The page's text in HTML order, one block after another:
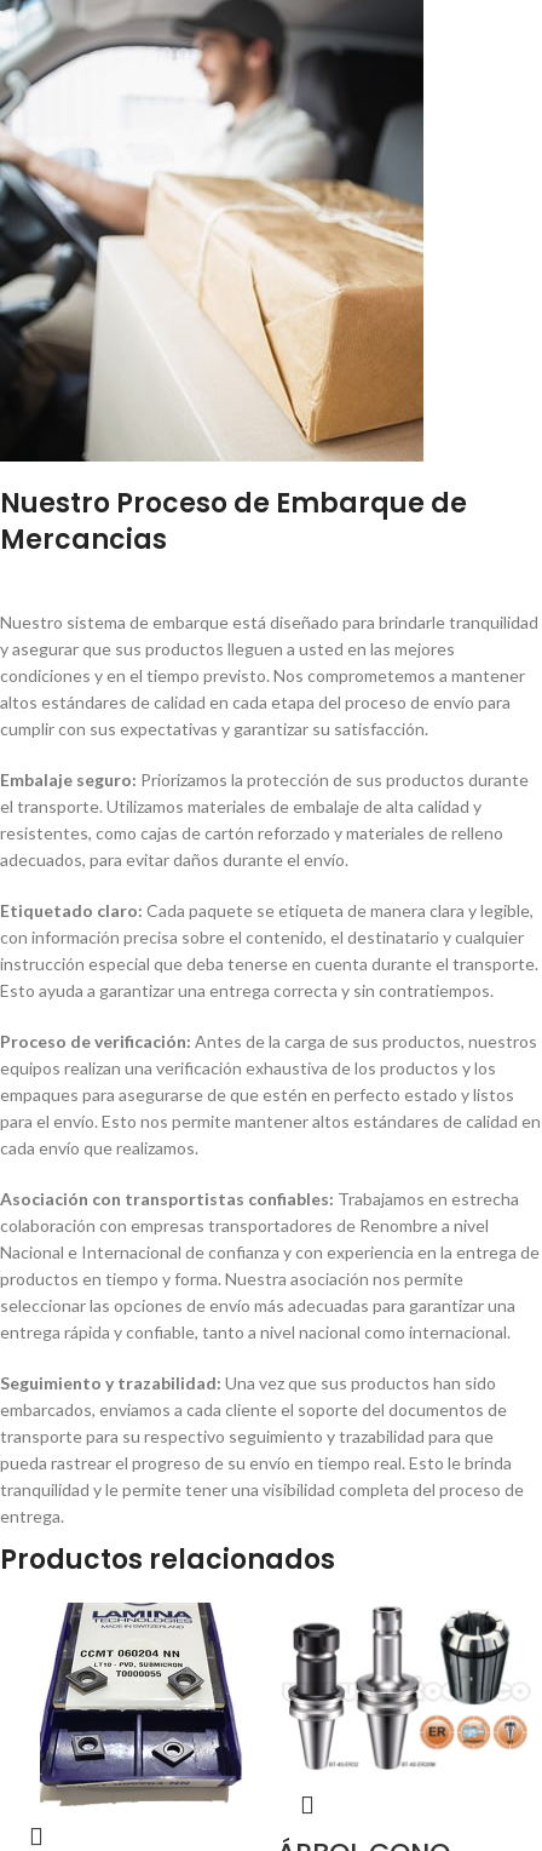
Nuestro Proceso de Embarque de
Mercancias
Nuestro sistema de embarque está diseñado para brindarle tranquilidad
y asegurar que sus productos lleguen a usted en las mejores
condiciones y en el tiempo previsto. Nos comprometemos a mantener
altos estándares de calidad en cada etapa del proceso de envío para
cumplir con sus expectativas y garantizar su satisfacción.
Embalaje seguro: Priorizamos la protección de sus productos durante
el transporte. Utilizamos materiales de embalaje de alta calidad y
resistentes, como cajas de cartón reforzado y materiales de relleno
adecuados, para evitar daños durante el envío.
Etiquetado claro: Cada paquete se etiqueta de manera clara y legible,
con información precisa sobre el contenido, el destinatario y cualquier
instrucción especial que deba tenerse en cuenta durante el transporte.
Esto ayuda a garantizar una entrega correcta y sin contratiempos.
Proceso de verificación: Antes de la carga de sus productos, nuestros
equipos realizan una verificación exhaustiva de los productos y los
empaques para asegurarse de que estén en perfecto estado y listos
para el envío. Esto nos permite mantener altos estándares de calidad en
cada envío que realizamos.
Asociación con transportistas confiables: Trabajamos en estrecha
colaboración con empresas transportadores de Renombre a nivel
Nacional e Internacional de confianza y con experiencia en la entrega de
productos en tiempo y forma. Nuestra asociación nos permite
seleccionar las opciones de envío más adecuadas para garantizar una
entrega rápida y confiable, tanto a nivel nacional como internacional.
Seguimiento y trazabilidad: Una vez que sus productos han sido
embarcados, enviamos a cada cliente el soporte del documentos de
transporte para su respectivo seguimiento y trazabilidad para que
pueda rastrear el progreso de su envío en tiempo real. Esto le brinda
tranquilidad y le permite tener una visibilidad completa del proceso de
entrega.
Productos relacionados